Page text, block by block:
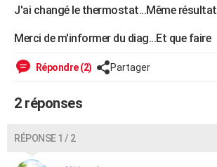
Art de vivre
Modes de vie
Destinations
City break
Voyage nature
Voyage de noces
Forum
Climat
GUIDES D'ACHAT
BONS PLANS
CARTE DE VOEUX
J'ai changé le thermostat...Même résultat
Merci de m'informer du diag...Et que faire
Répondre (2) Partager
2 réponses
RÉPONSE 1 / 2